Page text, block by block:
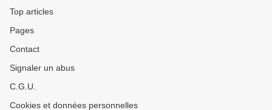
Top articles
Pages
Contact
Signaler un abus
C.G.U.
Cookies et données personnelles